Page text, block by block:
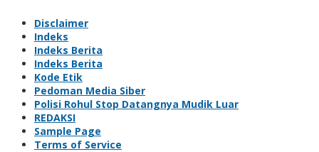
Disclaimer
Indeks
Indeks Berita
Indeks Berita
Kode Etik
Pedoman Media Siber
Polisi Rohul Stop Datangnya Mudik Luar
REDAKSI
Sample Page
Terms of Service